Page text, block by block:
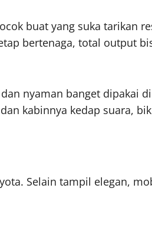
buat yang suka tarikan
bertenaga, total output
nyaman banget dipakai
kabinnya kedap suara,
Selain tampil elegan,